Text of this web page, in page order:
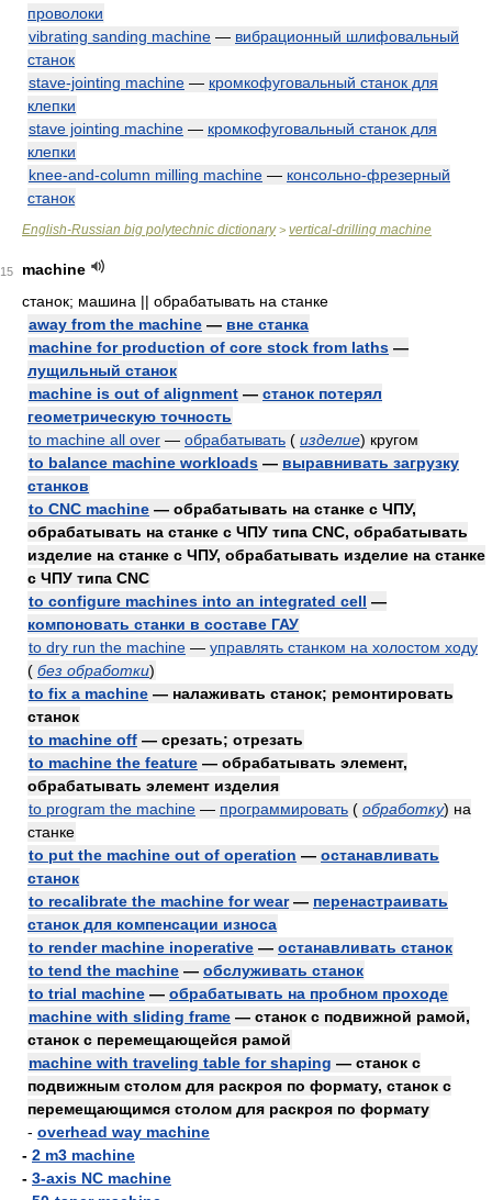
проволоки
vibrating sanding machine — вибрационный шлифовальный
станок
stave-jointing machine — кромкофуговальный станок для
клепки
stave jointing machine — кромкофуговальный станок для
клепки
knee-and-column milling machine — консольно-фрезерный
станок
English-Russian big polytechnic dictionary> vertical-drilling machine
15
machine
станок; машина || обрабатывать на станке
away from the machine — вне станка
machine for production of core stock from laths —
лущильный станок
machine is out of alignment — станок потерял
геометрическую точность
to machine all over — обрабатывать ( изделие) кругом
to balance machine workloads — выравнивать загрузку
станков
to CNC machine — обрабатывать на станке с ЧПУ,
обрабатывать на станке с ЧПУ типа CNC, обрабатывать
изделие на станке с ЧПУ, обрабатывать изделие на станке
с ЧПУ типа CNC
to configure machines into an integrated cell —
компоновать станки в составе ГАУ
to dry run the machine — управлять станком на холостом ходу
( без обработки)
to fix a machine — налаживать станок; ремонтировать
станок
to machine off — срезать; отрезать
to machine the feature — обрабатывать элемент,
обрабатывать элемент изделия
to program the machine — программировать ( обработку) на
станке
to put the machine out of operation — останавливать
станок
to recalibrate the machine for wear— перенастраивать
станок для компенсации износа
to render machine inoperative — останавливать станок
to tend the machine — обслуживать станок
to trial machine — обрабатывать на пробном проходе
machine with sliding frame — станок с подвижной рамой,
станок с перемещающейся рамой
machine with traveling table for shaping — станок с
подвижным столом для раскроя по формату, станок с
перемещающимся столом для раскроя по формату
- overhead way machine
- 2 m3 machine
- 3-axis NC machine